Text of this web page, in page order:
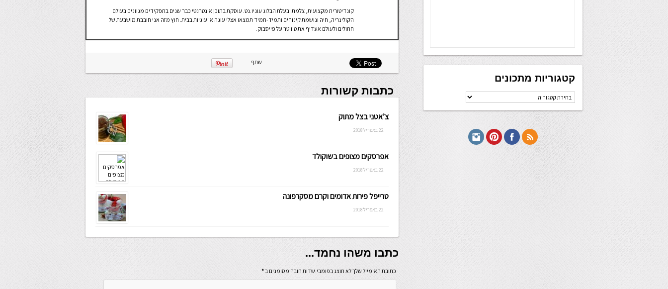
קונדיטורית מקצועית, צלמת ובעלת הבלוג עוגיו.נט. עוסקת בתוכן אינטרנטי כבר שנים בתפקידים מגוונים בעולם
הקולינריה, חיה ונושמת קינוחים ותמיד-תמיד תמצאו אצלי עוגה או עוגיות בבית. חוץ מזה אני חובבת מושבעת של
חתולים ולעולם אעדיף את טוויטר על פייסבוק.
שתף
כתבות קשורות
צ’אטני בצל מתוק
22 באפריל 2018
אפרסקים מצופים בשוקולד
22 באפריל 2018
טרייפל פירות אדומים וקרם מסקרפונה
22 באפריל 2018
כתבו משהו נחמד...
כתובת האימייל שלך לא תוצג בפומבי.שדות חובה מסומנים ב*
קטגוריות מתכונים
קטגוריות
מתכונים